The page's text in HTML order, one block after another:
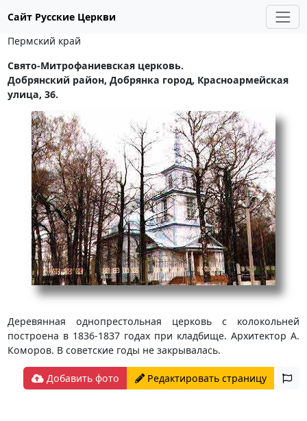
Сайт Русские Церкви
Пермский край
Свято-Митрофаниевская церковь.
Добрянский район, Добрянка город, Красноармейская
улица, 36.
Деревянная однопрестольная церковь с колокольней
построена в 1836-1837 годах при кладбище. Архитектор А.
Коморов. В советские годы не закрывалась.
Добавить фото Редактировать страницу